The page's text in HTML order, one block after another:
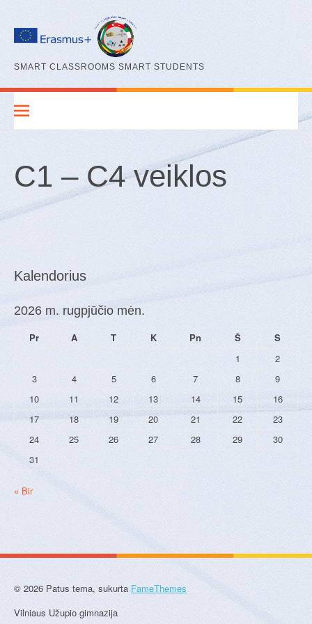
turinio
SMART CLASSROOMS SMART STUDENTS
C1 – C4 veiklos
Kalendorius
2026 m. rugpjūčio mėn.
Pr A T K Pn Š
S
1
2
3
4 5 6 7 8
9
10
11 12 13 14 15
16
17
18 19 20 21 22
23
24
25 26 27 28 29
30
31
« Bir
© 2026 Patus tema, sukurta FameThemes
Vilniaus Užupio gimnazija